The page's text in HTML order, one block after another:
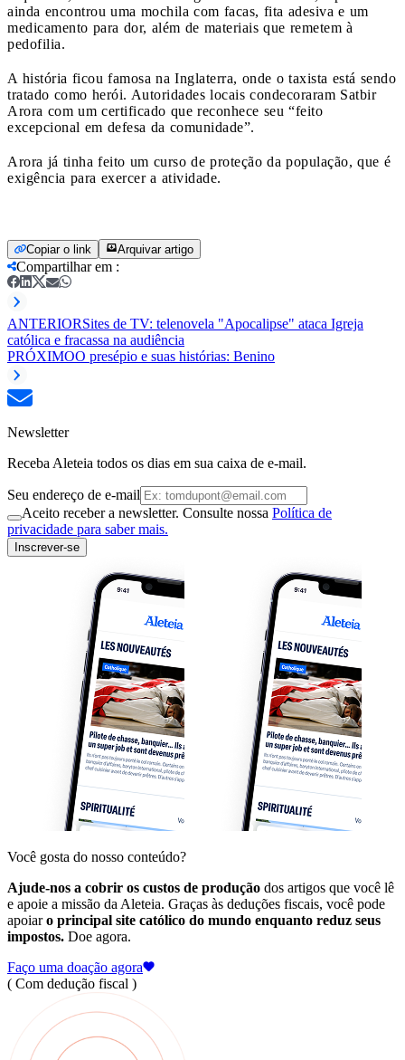
ainda encontrou uma mochila com facas, fita adesiva e um
medicamento para dor, além de materiais que remetem à
pedofilia.
A história ficou famosa na Inglaterra, onde o taxista está sendo
tratado como herói. Autoridades locais condecoraram Satbir
Arora com um certificado que reconhece seu “feito
excepcional em defesa da comunidade”.
Arora já tinha feito um curso de proteção da população, que é
exigência para exercer a atividade.
Copiar o link Arquivar artigo
Compartilhar em :
ANTERIORSites de TV: telenovela "Apocalipse" ataca Igreja
católica e fracassa na audiência
PRÓXIMOO presépio e suas histórias: Benino
Newsletter
Receba Aleteia todos os dias em sua caixa de e-mail.
Seu endereço de e-mail
Aceito receber a newsletter. Consulte nossa Política de
privacidade para saber mais.
Inscrever-se
Você gosta do nosso conteúdo?
Ajude-nos a cobrir os custos de produção dos artigos que você lê
e apoie a missão da Aleteia. Graças às deduções fiscais, você pode
apoiaro principal site católico do mundo enquanto reduz seus
impostos. Doe agora.
Faço uma doação agora
( Com dedução fiscal )